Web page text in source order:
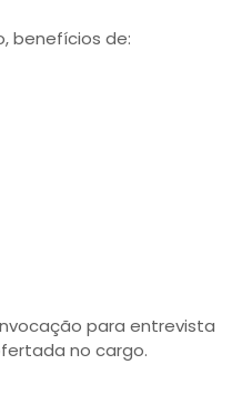
benefícios de:
para entrevista
no cargo.